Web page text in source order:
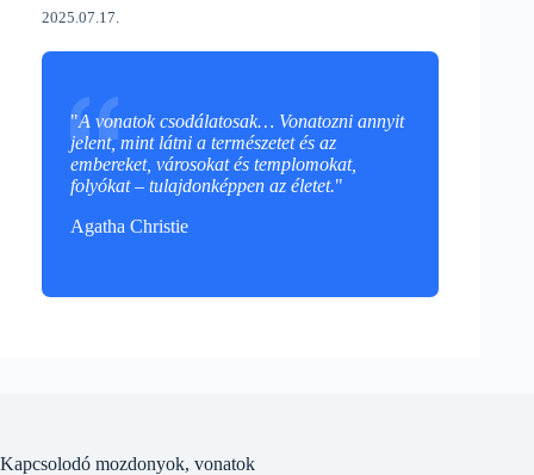
2025.07.17.
"A vonatok csodálatosak… Vonatozni annyit
jelent, mint látni a természetet és az
embereket, városokat és templomokat,
folyókat – tulajdonképpen az életet."
Agatha Christie
Kapcsolodó mozdonyok, vonatok